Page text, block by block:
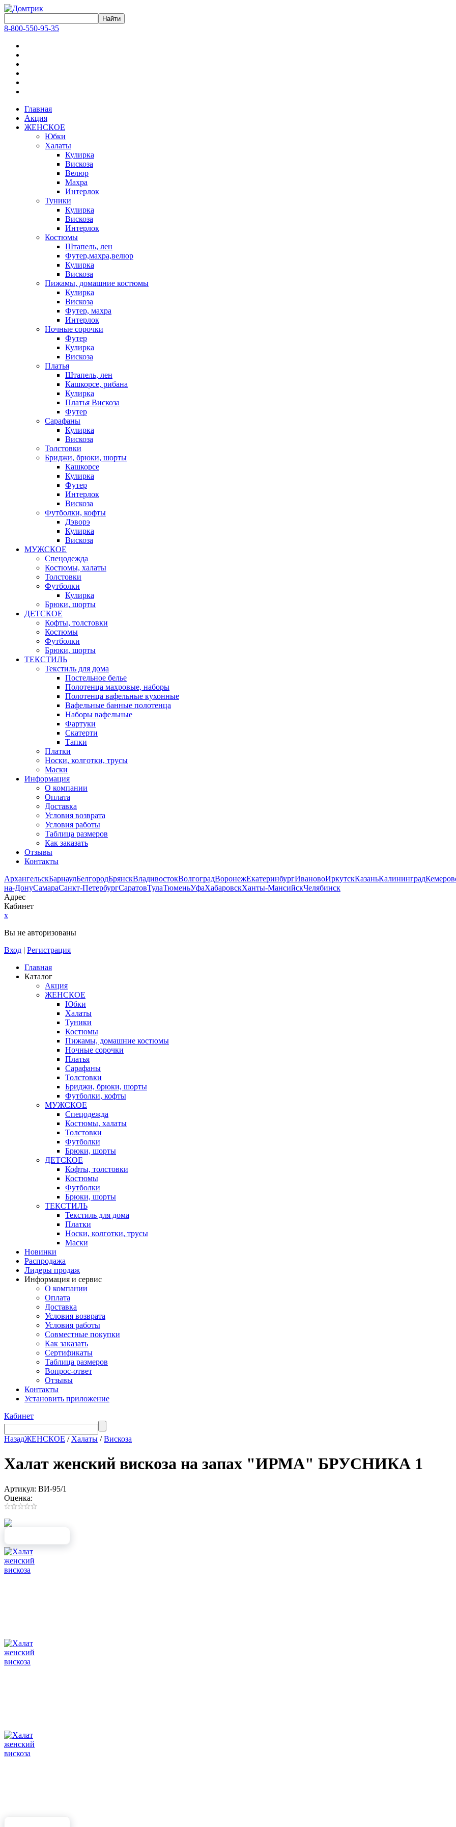
8-800-550-95-35
Главная
Акция
ЖЕНСКОЕ
Юбки
Халаты
Кулирка
Вискоза
Велюр
Махра
Интерлок
Туники
Кулирка
Вискоза
Интерлок
Костюмы
Штапель, лен
Футер,махра,велюр
Кулирка
Вискоза
Пижамы, домашние костюмы
Кулирка
Вискоза
Футер, махра
Интерлок
Ночные сорочки
Футер
Кулирка
Вискоза
Платья
Штапель, лен
Кашкорсе, рибана
Кулирка
Платья Вискоза
Футер
Сарафаны
Кулирка
Вискоза
Толстовки
Бриджи, брюки, шорты
Кашкорсе
Кулирка
Футер
Интерлок
Вискоза
Футболки, кофты
Дэворэ
Кулирка
Вискоза
МУЖСКОЕ
Спецодежда
Костюмы, халаты
Толстовки
Футболки
Кулирка
Брюки, шорты
ДЕТСКОЕ
Кофты, толстовки
Костюмы
Футболки
Брюки, шорты
ТЕКСТИЛЬ
Текстиль для дома
Постельное белье
Полотенца махровые, наборы
Полотенца вафельные кухонные
Вафельные банные полотенца
Наборы вафельные
Фартуки
Скатерти
Тапки
Платки
Носки, колготки, трусы
Маски
Информация
О компании
Оплата
Доставка
Условия возврата
Условия работы
Таблица размеров
Как заказать
Отзывы
Контакты
АрхангельскБарнаулБелгородБрянскВладивостокВолгоградВоронежЕкатеринбургИвановоИркутскКазаньКалининград
на-ДонуСамараСанкт-ПетербургСаратовТулаТюменьУфаХабаровскХанты-МансийскЧелябинск
Адрес
Кабинет
x
Вы не авторизованы
Вход | Регистрация
Главная
Каталог
Акция
ЖЕНСКОЕ
Юбки
Халаты
Туники
Костюмы
Пижамы, домашние костюмы
Ночные сорочки
Платья
Сарафаны
Толстовки
Бриджи, брюки, шорты
Футболки, кофты
МУЖСКОЕ
Спецодежда
Костюмы, халаты
Толстовки
Футболки
Брюки, шорты
ДЕТСКОЕ
Кофты, толстовки
Костюмы
Футболки
Брюки, шорты
ТЕКСТИЛЬ
Текстиль для дома
Платки
Носки, колготки, трусы
Маски
Новинки
Распродажа
Лидеры продаж
Информация и сервис
О компании
Оплата
Доставка
Условия возврата
Условия работы
Совместные покупки
Как заказать
Сертификаты
Таблица размеров
Вопрос-ответ
Отзывы
Контакты
Установить приложение
Кабинет
НазадЖЕНСКОЕ / Халаты /Вискоза
Халат женский вискоза на запах "ИРМА" БРУСНИКА 1
Артикул: ВИ-95/1
Оценка: